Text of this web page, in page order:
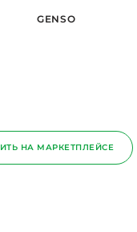
GENSO
НА МАРКЕТПЛЕЙСЕ